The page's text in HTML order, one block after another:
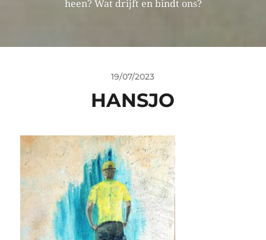
heen? Wat drijft en bindt ons?
19/07/2023
HANSJO